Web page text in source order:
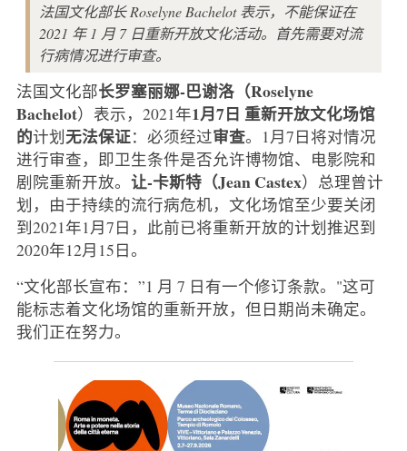
法国文化部长 Roselyne Bachelot 表示，不能保证在
2021 年 1 月 7 日重新开放文化活动。首先需要对流
行病情况进行审查。
法国文化部长罗塞丽娜-巴谢洛（Roselyne
Bachelot）表示，2021年1月7日 重新开放文化场馆
的计划无法保证：必须经过审查。1月7日将对情况
进行审查，即卫生条件是否允许博物馆、电影院和
剧院重新开放。 让-卡斯特（Jean Castex）总理曾计
划，由于持续的流行病危机，文化场馆至少要关闭
到2021年1月7日，此前已将重新开放的计划推迟到
2020年12月15日。
“文化部长宣布：”1 月 7 日有一个修订条款。"这可
能标志着文化场馆的重新开放，但日期尚未确定。
我们正在努力。